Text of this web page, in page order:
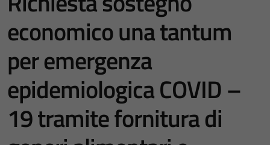
economico una tantum
per emergenza
epidemiologica COVID –
19 tramite fornitura di